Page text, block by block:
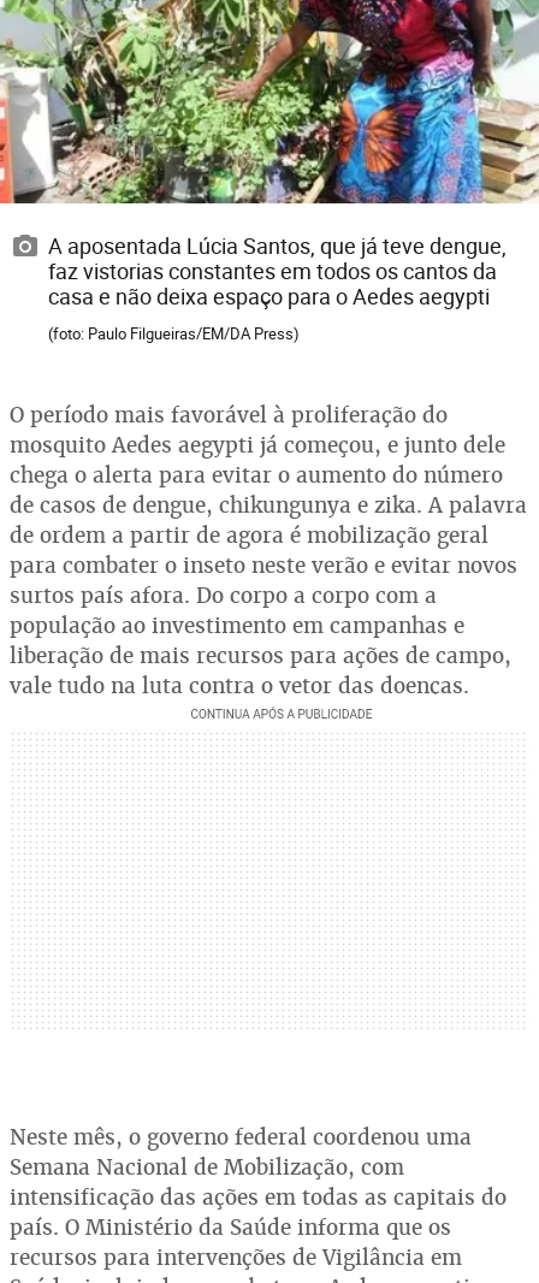
A aposentada Lúcia Santos, que já teve dengue,
faz vistorias constantes em todos os cantos da
casa e não deixa espaço para o Aedes aegypti
(foto: Paulo Filgueiras/EM/DA Press)
O período mais favorável à proliferação do
mosquito Aedes aegypti já começou, e junto dele
chega o alerta para evitar o aumento do número
de casos de dengue, chikungunya e zika. A palavra
de ordem a partir de agora é mobilização geral
para combater o inseto neste verão e evitar novos
surtos país afora. Do corpo a corpo com a
população ao investimento em campanhas e
liberação de mais recursos para ações de campo,
vale tudo na luta contra o vetor das doenças.
Neste mês, o governo federal coordenou uma
Semana Nacional de Mobilização, com
intensificação das ações em todas as capitais do
país. O Ministério da Saúde informa que os
recursos para intervenções de Vigilância em